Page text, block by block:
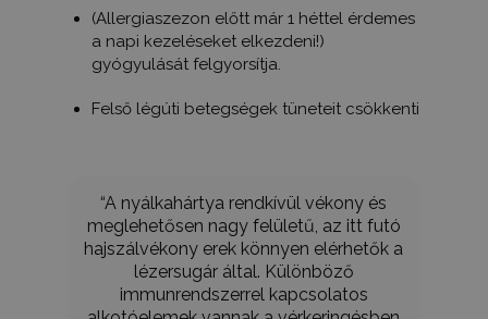
(Allergiaszezon előtt már 1 héttel érdemes
a napi kezeléseket elkezdeni!)
gyógyulását felgyorsítja.
Felső légúti betegségek tüneteit csökkenti
“A nyálkahártya rendkívül vékony és
meglehetősen nagy felületű, az itt futó
hajszálvékony erek könnyen elérhetők a
lézersugár által. Különböző
immunrendszerrel kapcsolatos